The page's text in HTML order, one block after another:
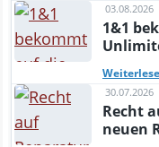
03.08.2026
1&1
30.07.2026
Recht
neuen